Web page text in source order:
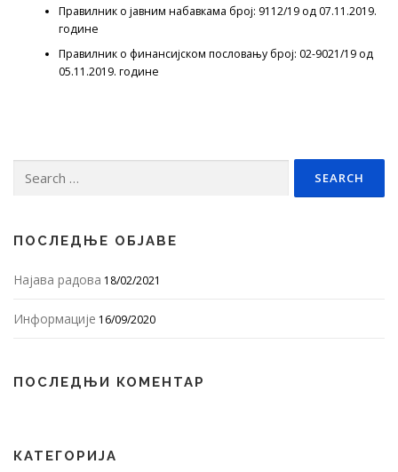
Правилник о јавним набавкама број: 9112/19 од 07.11.2019.
године
Правилник о финансијском пословању број: 02-9021/19 од
05.11.2019. године
for:
ПОСЛЕДЊЕ ОБЈАВЕ
Најава радова 18/02/2021
Информације 16/09/2020
ПОСЛЕДЊИ КОМЕНТАР
КАТЕГОРИЈА